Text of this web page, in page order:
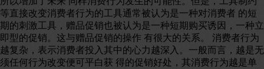
等直接改变消费者行为的工具通常被认为是一种对消费者 的短
期的刺激工具，赠品促销也被认为是一种短期购买诱因，一种立
即型的促销。这与赠品促销的操作 有很大的关系。 消费者行为
越复杂，表示消费者投入其中的心力越深入。一般而言，越是无
须任何行为改变便可平白获 得的促销好处，其消费行为越是单